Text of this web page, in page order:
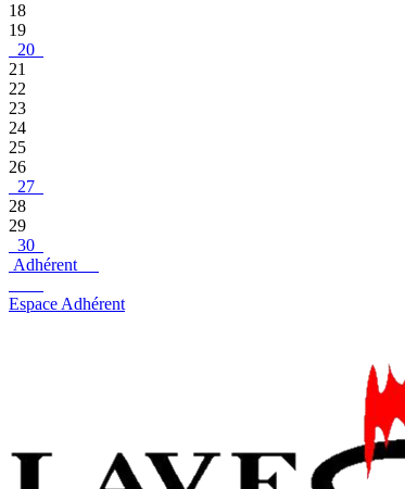
18
19
20
21
22
23
24
25
26
27
28
29
30
Adhérent
Espace Adhérent